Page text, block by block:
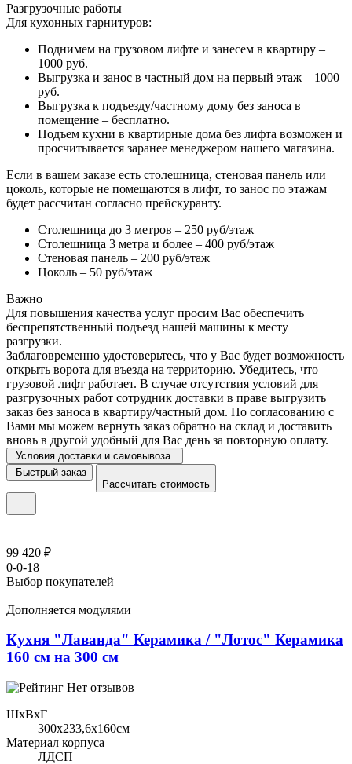
Разгрузочные работы
Для кухонных гарнитуров:
Поднимем на грузовом лифте и занесем в квартиру –
1000 руб.
Выгрузка и занос в частный дом на первый этаж – 1000
руб.
Выгрузка к подъезду/частному дому без заноса в
помещение – бесплатно.
Подъем кухни в квартирные дома без лифта возможен и
просчитывается заранее менеджером нашего магазина.
Если в вашем заказе есть столешница, стеновая панель или
цоколь, которые не помещаются в лифт, то занос по этажам
будет рассчитан согласно прейскуранту.
Столешница до 3 метров – 250 руб/этаж
Столешница 3 метра и более – 400 руб/этаж
Стеновая панель – 200 руб/этаж
Цоколь – 50 руб/этаж
Важно
Для повышения качества услуг просим Вас обеспечить
беспрепятственный подъезд нашей машины к месту
разгрузки.
Заблаговременно удостоверьтесь, что у Вас будет возможность
открыть ворота для въезда на территорию. Убедитесь, что
грузовой лифт работает. В случае отсутствия условий для
разгрузочных работ сотрудник доставки в праве выгрузить
заказ без заноса в квартиру/частный дом. По согласованию с
Вами мы можем вернуть заказ обратно на склад и доставить
вновь в другой удобный для Вас день за повторную оплату.
Условия доставки и самовывоза
Быстрый заказ
Рассчитать стоимость
99 420 ₽
0-0-18
Выбор покупателей
Дополняется модулями
Кухня "Лаванда" Керамика / "Лотос" Керамика
160 см на 300 см
Нет отзывов
ШхВхГ
300x233,6х160см
Материал корпуса
ЛДСП